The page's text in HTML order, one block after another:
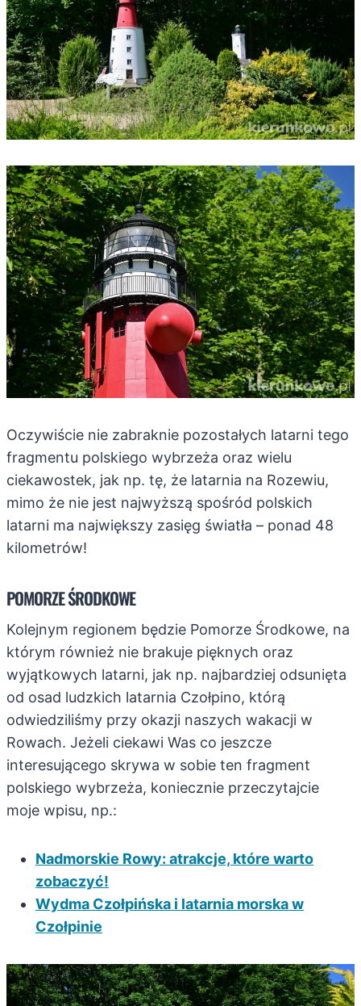
Oczywiście nie zabraknie pozostałych latarni tego
fragmentu polskiego wybrzeża oraz wielu
ciekawostek, jak np. tę, że latarnia na Rozewiu,
mimo że nie jest najwyższą spośród polskich
latarni ma największy zasięg światła – ponad 48
kilometrów!
POMORZE ŚRODKOWE
Kolejnym regionem będzie Pomorze Środkowe, na
którym również nie brakuje pięknych oraz
wyjątkowych latarni, jak np. najbardziej odsunięta
od osad ludzkich latarnia Czołpino, którą
odwiedziliśmy przy okazji naszych wakacji w
Rowach. Jeżeli ciekawi Was co jeszcze
interesującego skrywa w sobie ten fragment
polskiego wybrzeża, koniecznie przeczytajcie
moje wpisu, np.:
Nadmorskie Rowy: atrakcje, które warto
zobaczyć!
Wydma Czołpińska i latarnia morska w
Czołpinie